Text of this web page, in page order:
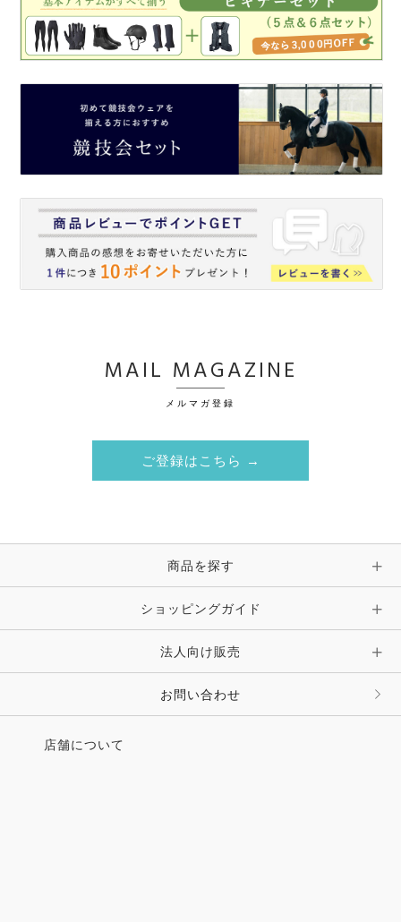
MAIL MAGAZINE
メルマガ登録
ご登録はこちら →
商品を探す
ショッピングガイド
法人向け販売
お問い合わせ
店舗について